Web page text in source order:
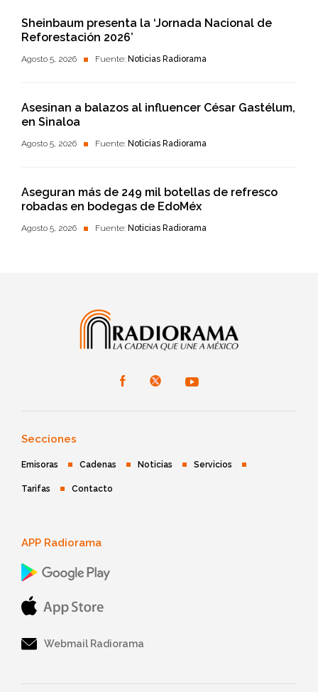
Sheinbaum presenta la ‘Jornada Nacional de
Reforestación 2026’
Agosto 5, 2026 Fuente: Noticias Radiorama
Asesinan a balazos al influencer César Gastélum,
en Sinaloa
Agosto 5, 2026 Fuente: Noticias Radiorama
Aseguran más de 249 mil botellas de refresco
robadas en bodegas de EdoMéx
Agosto 5, 2026 Fuente: Noticias Radiorama
Secciones
Emisoras Cadenas Noticias Servicios
Tarifas Contacto
APP Radiorama
Webmail Radiorama